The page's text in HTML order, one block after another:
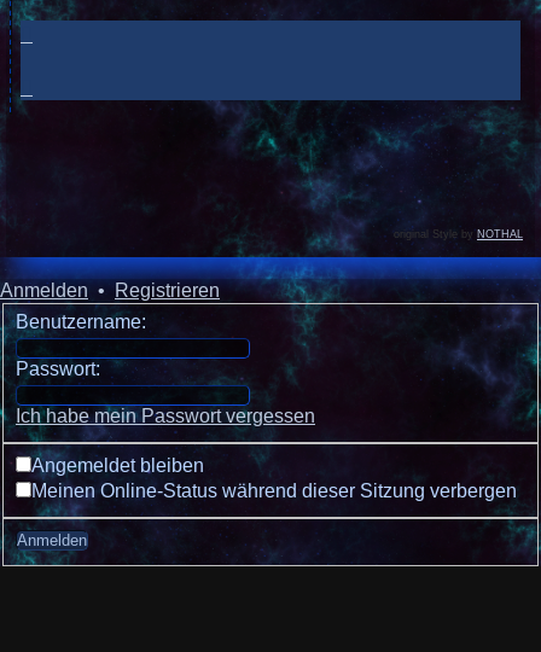
original Style by NOTHAL
Anmelden •Registrieren
Benutzername:
Passwort:
Ich habe mein Passwort vergessen
Angemeldet bleiben
Meinen Online-Status während dieser Sitzung verbergen